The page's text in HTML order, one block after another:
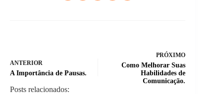
ANTERIOR
A Importância de Pausas.
PRÓXIMO
Como Melhorar Suas
Habilidades de
Comunicação.
Posts relacionados: